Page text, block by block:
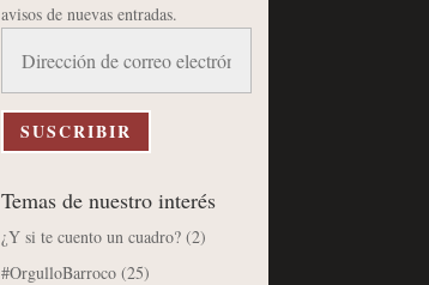
avisos de nuevas entradas.
correo
electrónico
SUSCRIBIR
Temas de nuestro interés
¿Y si te cuento un cuadro? (2)
#OrgulloBarroco (25)